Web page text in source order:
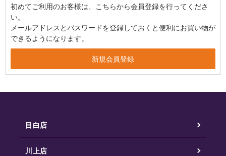
初めてご利用のお客様は、こちらから会員登録を行ってくださ
い。
メールアドレスとパスワードを登録しておくと便利にお買い物が
できるようになります。
目白店
川上店